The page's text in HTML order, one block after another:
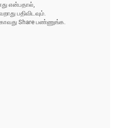
என்பதால்,
பதிவிடவும்.
Share பண்ணுங்க.